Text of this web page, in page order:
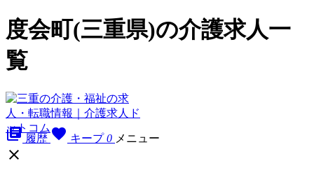
度会町(三重県)の介護求人一
覧
library_books 履歴 favorite キープ 0 メニュー
